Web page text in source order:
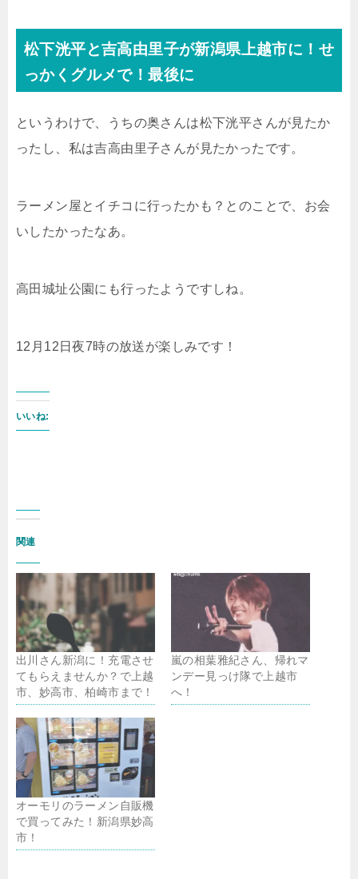
松下洸平と吉高由里子が新潟県上越市に！せ
っかくグルメで！最後に
というわけで、うちの奥さんは松下洸平さんが見たか
ったし、私は吉高由里子さんが見たかったです。
ラーメン屋とイチコに行ったかも？とのことで、お会
いしたかったなあ。
高田城址公園にも行ったようですしね。
12月12日夜7時の放送が楽しみです！
いいね:
関連
出川さん新潟に！充電させ
てもらえませんか？で上越
市、妙高市、柏崎市まで！
嵐の相葉雅紀さん、帰れマ
ンデー見っけ隊で上越市
へ！
オーモリのラーメン自販機
で買ってみた！新潟県妙高
市！